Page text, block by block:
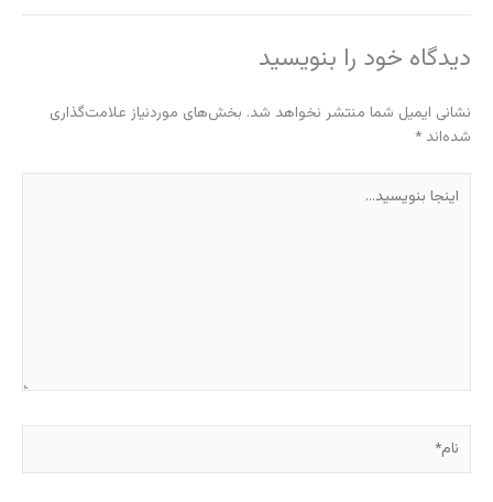
دیدگاه‌ خود را بنویسید
نشانی ایمیل شما منتشر نخواهد شد. بخش‌های موردنیاز علامت‌گذاری
شده‌اند *
بنویسید…